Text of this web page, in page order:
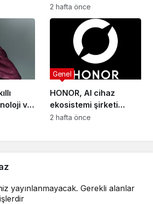
prestijli ödüllerinden
ikisini kazandı
2 hafta önce
ve
HONOR, AI cihaz
ekosistemi şirketi
olarak yeni kimliğini
Genel
2 hafta önce
yayınlanmayacak. Gerekli alanlar